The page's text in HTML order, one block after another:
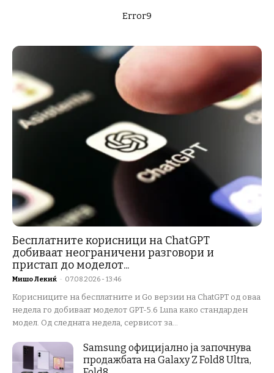
Error9
Бесплатните корисници на ChatGPT
добиваат неограничени разговори и
пристап до моделот...
Мишо Лекиќ - 07.08.2026 - 13:46
Корисниците на бесплатните и Go верзии на ChatGPT од оваа
недела го добиваат моделот GPT-5.6 Luna како стандарден
модел. Од следната недела, сервисот за...
Samsung официјално ја започнува
продажбата на Galaxy Z Fold8 Ultra,